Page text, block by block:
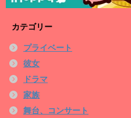
カテゴリー
プライベート
彼女
ドラマ
家族
舞台、コンサート